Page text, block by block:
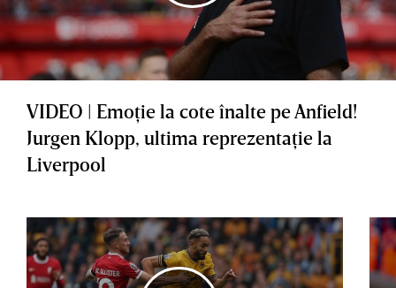
VIDEO | Emoţie la cote înalte pe Anfield!
Jurgen Klopp, ultima reprezentaţie la
Liverpool